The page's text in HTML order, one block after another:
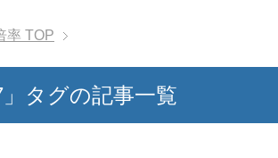
率 TOP
」タグの記事一覧